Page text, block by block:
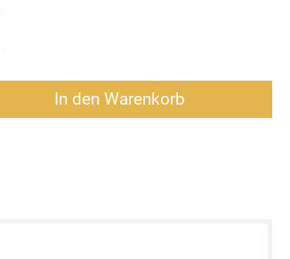
gewünschten Wert ein
In den Warenkorb